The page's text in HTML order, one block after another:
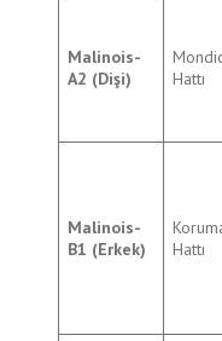
Malinois-
A2 (Dişi)
Hattı
Malinois-
B1 (Erkek)
Hattı